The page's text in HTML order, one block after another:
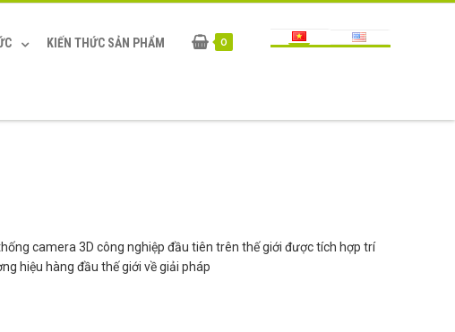
KIẾN THỨC SẢN PHẨM 0
camera 3D công nghiệp đầu tiên trên thế giới được tích hợp trí
hiệu hàng đầu thế giới về giải pháp